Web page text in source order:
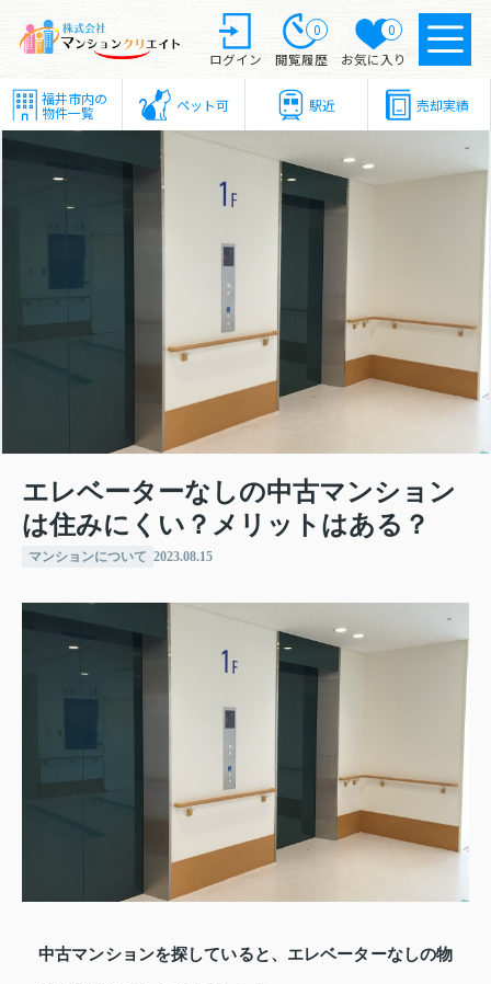
ログイン
0
閲覧履歴
0
お気に入り
福井市内の
物件一覧 ペット可 駅近 売却実績
エレベーターなしの中古マンション
は住みにくい？メリットはある？
マンションについて 2023.08.15
中古マンションを探していると、エレベーターなしの物